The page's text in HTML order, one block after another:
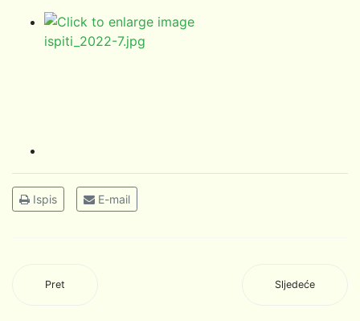
Ispis E-mail
Pret Sljedeće